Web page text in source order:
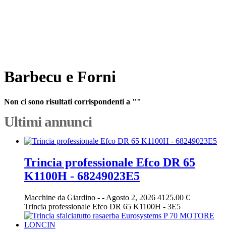
Barbecu e Forni
Non ci sono risultati corrispondenti a ""
Ultimi annunci
Trincia professionale Efco DR 65
K1100H - 68249023E5
Macchine da Giardino - - Agosto 2, 2026 4125.00 €
Trincia professionale Efco DR 65 K1100H - 3E5